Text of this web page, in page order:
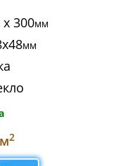
x 300мм
мм
2